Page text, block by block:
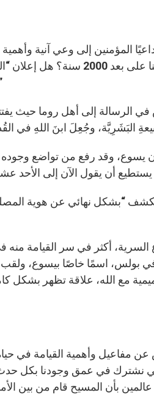
المؤمنين إلى وعي آنية وأهمية
لحدث قيامة يسوع؟ ماذا يقول
موضوعًا مصيريًا
الرسالة إلى أهل روما حيث
أن يسوع، وقد رفع من تواضع
تكشف “بشكل نهائي عن هوية
أكثر في سر القيامة منه
بولس، اسمًا خاصًا بيسوع،
مع الله، علاقة تظهر بشكل
مفاعيل وأهمية القيامة في
لكي نشترك في عمق وجودنا بكل